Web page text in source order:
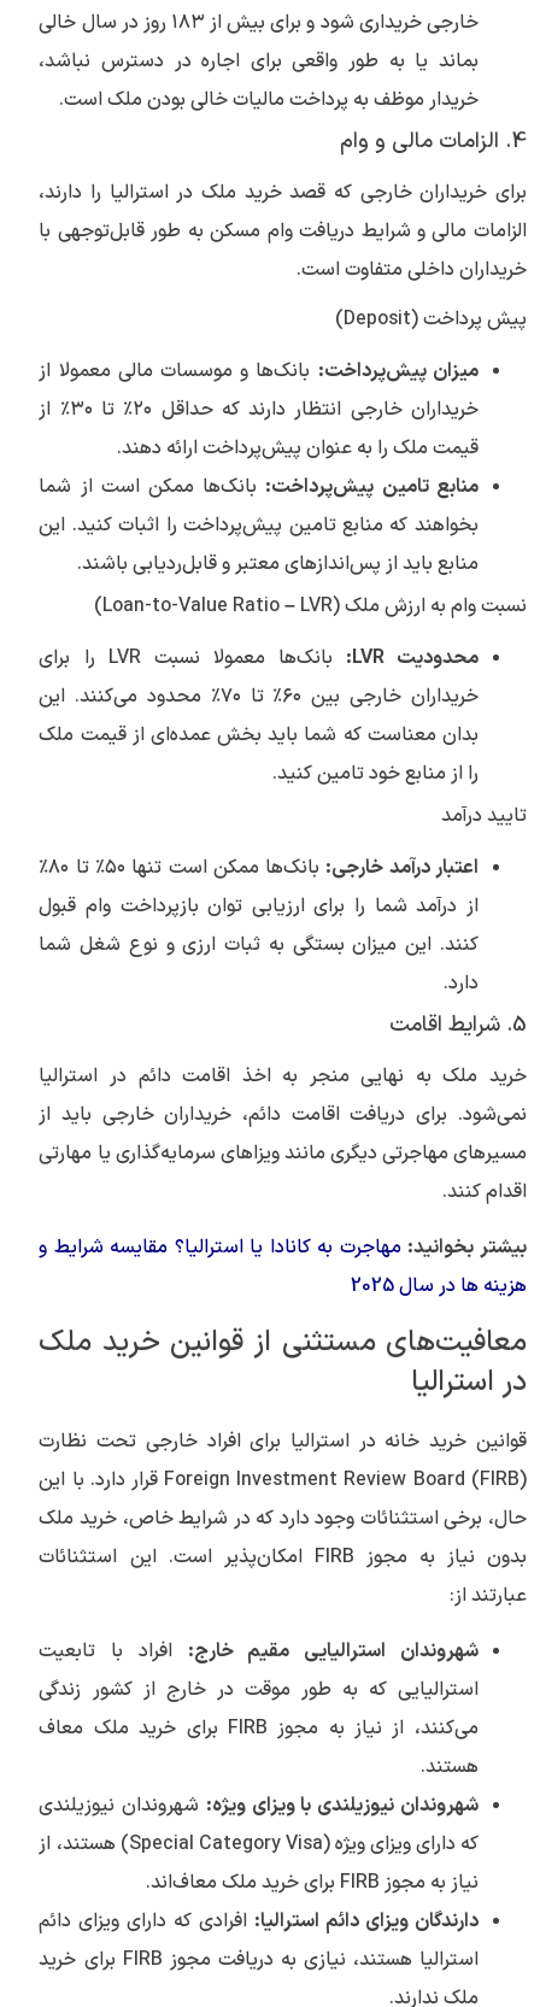
خارجی خریداری شود و برای بیش از ۱۸۳ روز در سال خالی
بماند یا به طور واقعی برای اجاره در دسترس نباشد،
خریدار موظف به پرداخت مالیات خالی بودن ملک است.
4. الزامات مالی و وام
برای خریداران خارجی که قصد خرید ملک در استرالیا را دارند،
الزامات مالی و شرایط دریافت وام مسکن به طور قابل‌توجهی با
خریداران داخلی متفاوت است.
پیش پرداخت (Deposit)
میزان پیش‌پرداخت: بانک‌ها و موسسات مالی معمولا از
خریداران خارجی انتظار دارند که حداقل ۲۰٪ تا ۳۰٪ از
قیمت ملک را به عنوان پیش‌پرداخت ارائه دهند.
منابع تامین پیش‌پرداخت: بانک‌ها ممکن است از شما
بخواهند که منابع تامین پیش‌پرداخت را اثبات کنید. این
منابع باید از پس‌اندازهای معتبر و قابل‌ردیابی باشند.
نسبت وام به ارزش ملک (Loan-to-Value Ratio – LVR)
محدودیت LVR:
بانک‌ها معمولا نسبت LVR را برای
خریداران خارجی بین ۶۰٪ تا ۷۰٪ محدود می‌کنند. این
بدان معناست که شما باید بخش عمده‌ای از قیمت ملک
را از منابع خود تامین کنید.
تایید درآمد
اعتبار درآمد خارجی:
بانک‌ها ممکن است تنها ۵۰٪ تا ۸۰٪
از درآمد شما را برای ارزیابی توان بازپرداخت وام قبول
کنند. این میزان بستگی به ثبات ارزی و نوع شغل شما
دارد.
5. شرایط اقامت
خرید ملک به‌ نهایی منجر به اخذ اقامت دائم در استرالیا
نمی‌شود. برای دریافت اقامت دائم، خریداران خارجی باید از
مسیرهای مهاجرتی دیگری مانند ویزاهای سرمایه‌گذاری یا مهارتی
اقدام کنند.
بیشتر بخوانید: مهاجرت به کانادا یا استرالیا؟ مقایسه شرایط و
هزینه ها در سال 2025
معافیت‌های مستثنی از قوانین خرید ملک
در استرالیا
قوانین خرید خانه در استرالیا برای افراد خارجی تحت نظارت
Foreign Investment Review Board (FIRB) قرار دارد. با این
حال، برخی استثنائات وجود دارد که در شرایط خاص، خرید ملک
بدون نیاز به مجوز FIRB امکان‌پذیر است. این استثنائات
عبارتند از:
شهروندان استرالیایی مقیم خارج: افراد با تابعیت
استرالیایی که به طور موقت در خارج از کشور زندگی
می‌کنند، از نیاز به مجوز FIRB برای خرید ملک معاف
هستند.
شهروندان نیوزیلندی با ویزای ویژه: شهروندان نیوزیلندی
که دارای ویزای ویژه (Special Category Visa) هستند، از
نیاز به مجوز FIRB برای خرید ملک معاف‌اند.
دارندگان ویزای دائم استرالیا: افرادی که دارای ویزای دائم
استرالیا هستند، نیازی به دریافت مجوز FIRB برای خرید
ملک ندارند.